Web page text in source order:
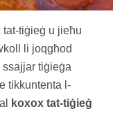
tiġieġ u jieħu
li joqgħod
tiġieġa
tikkuntenta l-
koxox tat-tiġieġ